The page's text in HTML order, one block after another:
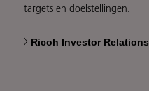
targets en doelstellingen.
Ricoh Investor Relations